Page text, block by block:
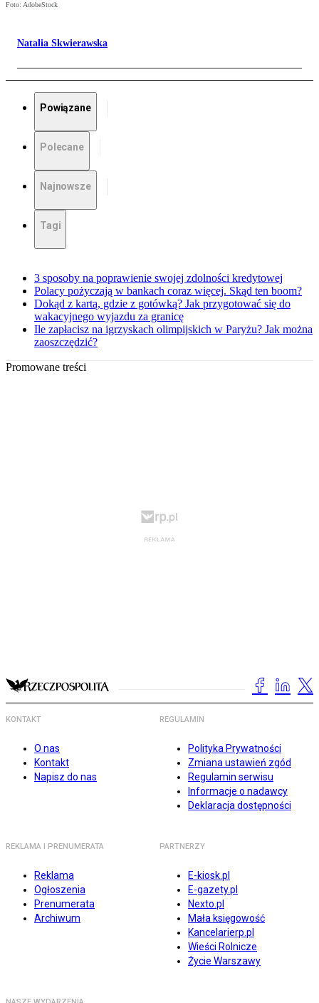
Foto: AdobeStock
Natalia Skwierawska
Powiązane
Polecane
Najnowsze
Tagi
3 sposoby na poprawienie swojej zdolności kredytowej
Polacy pożyczają w bankach coraz więcej. Skąd ten boom?
Dokąd z kartą, gdzie z gotówką? Jak przygotować się do
wakacyjnego wyjazdu za granicę
Ile zapłacisz na igrzyskach olimpijskich w Paryżu? Jak można
zaoszczędzić?
Promowane treści
KONTAKT
O nas
Kontakt
Napisz do nas
REGULAMIN
Polityka Prywatności
Zmiana ustawień zgód
Regulamin serwisu
Informacje o nadawcy
Deklaracja dostępności
REKLAMA I PRENUMERATA
Reklama
Ogłoszenia
Prenumerata
Archiwum
PARTNERZY
E-kiosk.pl
E-gazety.pl
Nexto.pl
Mała księgowość
Kancelarierp.pl
Wieści Rolnicze
Życie Warszawy